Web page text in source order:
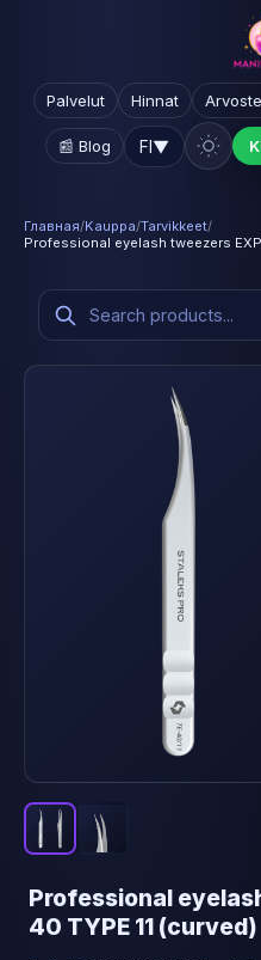
Palvelut Hinnat
📰 Blog FI▼
Главная/Kauppa/Tarvikkeet/
Professional eyelash tweezers
Professional
40 TYPE 11 (curved)